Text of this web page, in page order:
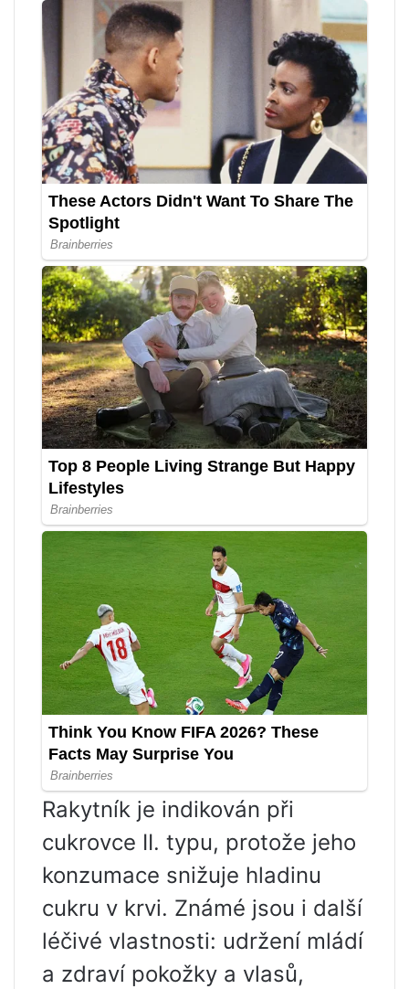
Rakytník je indikován při
cukrovce II. typu, protože jeho
konzumace snižuje hladinu
cukru v krvi. Známé jsou i další
léčivé vlastnosti: udržení mládí
a zdraví pokožky a vlasů,